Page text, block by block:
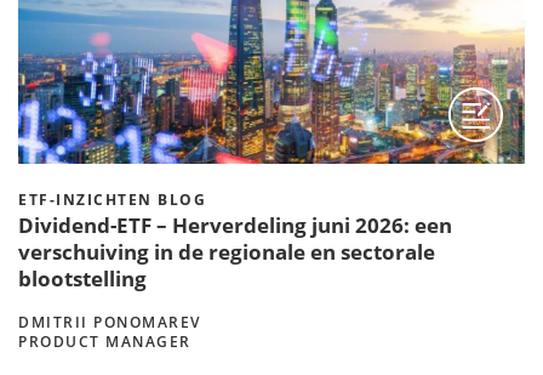
ETF-INZICHTEN BLOG
Dividend-ETF – Herverdeling juni 2026: een
verschuiving in de regionale en sectorale
blootstelling
DMITRII PONOMAREV
PRODUCT MANAGER